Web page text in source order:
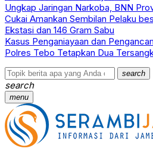
Ungkap Jaringan Narkoba, BNN
Cukai Amankan Sembilan Pelaku
Ekstasi dan 146 Gram Sabu
Kasus Penganiayaan dan
Polres Tebo Tetapkan Dua
search
search
menu